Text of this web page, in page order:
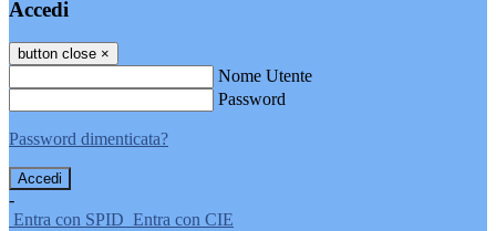
Accedi
button close ×
Nome Utente
Password
Password dimenticata?
-
Entra con SPID Entra con CIE